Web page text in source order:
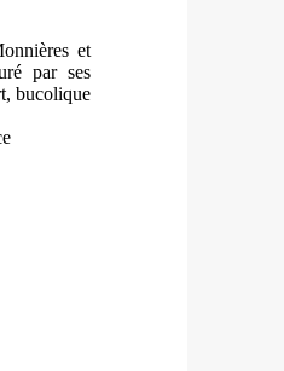
et
par ses
bucolique